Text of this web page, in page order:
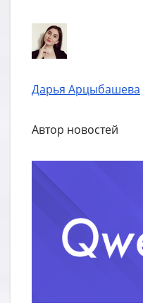
Дарья Арцыбашева
Автор новостей